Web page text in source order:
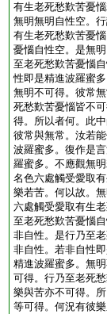
有生老死愁歎苦憂
無明無明自性空。
有生老死愁歎苦憂
憂惱自性空。是無
至老死愁歎苦憂惱
性即是精進波羅蜜
無明不可得。彼常
死愁歎苦憂惱皆不
得。所以者何。此
彼常與無常。汝若
波羅蜜多。復作是
羅蜜多。不應觀無
名色六處觸受愛取
樂若苦。何以故。
六處觸受愛取有生
至老死愁歎苦憂惱
非自性。是行乃至
非自性。若非自性
精進波羅蜜多。無
可得。行乃至老死
樂與苦亦不可得。
等可得。何況有彼